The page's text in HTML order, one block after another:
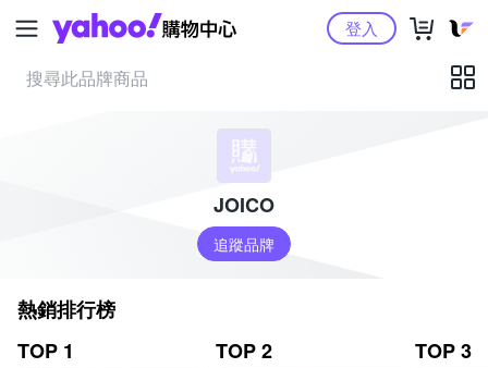
Yahoo購物中心登入
JOICO
追蹤品牌
熱銷排行榜
TOP 1
TOP 2 TOP 3